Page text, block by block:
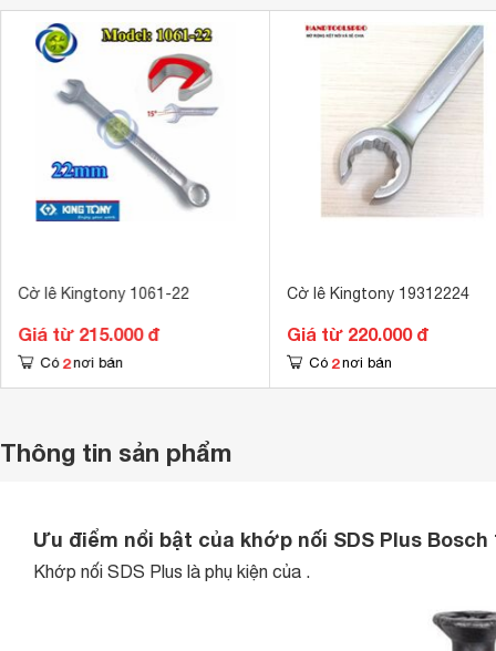
Cờ lê Kingtony 1061-22
Giá từ 215.000 đ
Có 2 nơi bán
Cờ lê Kingtony 19312224
Giá từ 220.000 đ
Có 2 nơi bán
Thông tin sản phẩm
Ưu điểm nổi bật của khớp nối SDS Plus Bosch
Khớp nối SDS Plus là phụ kiện của .